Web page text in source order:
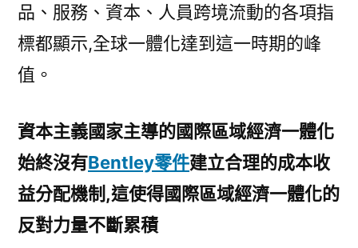
品、服務、資本、人員跨境流動的各項指
標都顯示,全球一體化達到這一時期的峰
值。
資本主義國家主導的國際區域經濟一體化
始終沒有Bentley零件建立合理的成本收
益分配機制,這使得國際區域經濟一體化的
反對力量不斷累積